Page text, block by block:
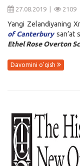
27.08.2019 | 2109
Yangi Zelandiyaning
of Canterburysan’at
Ethel Rose Overton
Davomini o'qish